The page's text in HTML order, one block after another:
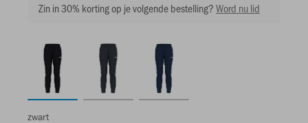
Zin in 30% korting op je volgende bestelling?Word nu lid
zwart